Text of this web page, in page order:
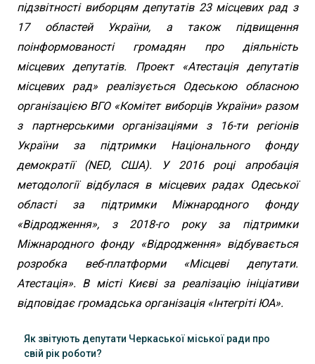
підзвітності виборцям депутатів 23 місцевих рад з
17 областей України, а також підвищення
поінформованості громадян про діяльність
місцевих депутатів. Проект «Атестація депутатів
місцевих рад» реалізується Одеською обласною
організацією ВГО «Комітет виборців України» разом
з партнерськими організаціями з 16-ти регіонів
України за підтримки Національного фонду
демократії (NED, США). У 2016 році апробація
методології відбулася в місцевих радах Одеської
області за підтримки Міжнародного фонду
«Відродження», з 2018-го року за підтримки
Міжнародного фонду «Відродження» відбувається
розробка веб-платформи «Місцеві депутати.
Атестація». В місті Києві за реалізацію ініціативи
відповідає громадська організація «Інтегріті ЮА».
Як звітують депутати Черкаської міської ради про
свій рік роботи?